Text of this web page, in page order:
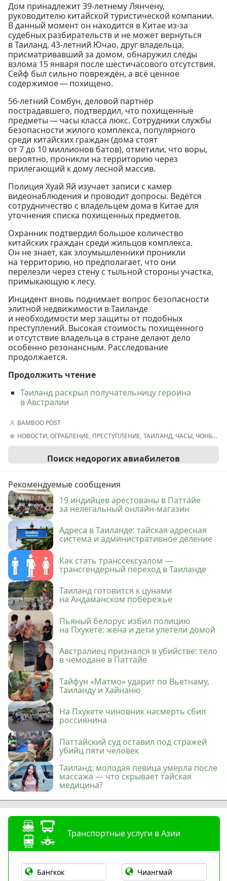
Дом принадлежит 39-летнему Лянчену,
руководителю китайской туристической компании.
В данный момент он находится в Китае из-за
судебных разбирательств и не может вернуться
в Таиланд. 43-летний Ючао, друг владельца,
присматривавший за домом, обнаружил следы
взлома 15 января после шестичасового отсутствия.
Сейф был сильно повреждён, а всё ценное
содержимое — похищено.
56-летний Сомбун, деловой партнёр
пострадавшего, подтвердил, что похищенные
предметы — часы класса люкс. Сотрудники службы
безопасности жилого комплекса, популярного
среди китайских граждан (дома стоят
от 7 до 10 миллионов батов), отметили, что воры,
вероятно, проникли на территорию через
прилегающий к дому лесной массив.
Полиция Хуай Яй изучает записи с камер
видеонаблюдения и проводит допросы. Ведётся
сотрудничество с владельцем дома в Китае для
уточнения списка похищенных предметов.
Охранник подтвердил большое количество
китайских граждан среди жильцов комплекса.
Он не знает, как злоумышленники проникли
на территорию, но предполагает, что они
перелезли через стену с тыльной стороны участка,
примыкающую к лесу.
Инцидент вновь поднимает вопрос безопасности
элитной недвижимости в Таиланде
и необходимости мер защиты от подобных
преступлений. Высокая стоимость похищенного
и отсутствие владельца в стране делают дело
особенно резонансным. Расследование
продолжается.
Продолжить чтение
Таиланд раскрыл получательницу героина
в Австралии
BAMBOO POST
НОВОСТИ,ОГРАБЛЕНИЕ, ПРЕСТУПЛЕНИЕ,ТАИЛАНД, ЧАСЫ, ЧОНБУРИ
Поиск недорогих авиабилетов
Рекомендуемые сообщения
19 индийцев арестованы в Паттайе
за нелегальный онлайн-магазин
Адреса в Таиланде: тайская адресная
система и административное деление
Как стать транссексуалом —
трансгендерный переход в Таиланде
Таиланд готовится к цунами
на Андаманском побережье
Пьяный белорус избил полицию
на Пхукете: жена и дети улетели домой
Австралиец признался в убийстве: тело
в чемодане в Паттайе
Тайфун «Матмо» ударит по Вьетнаму,
Таиланду и Хайнаню
На Пхукете чиновник насмерть сбил
россиянина
Паттайский суд оставил под стражей
убийц пяти человек
Таиланд: молодая певица умерла после
массажа — что скрывает тайская
медицина?
Транспортные услуги в Азии